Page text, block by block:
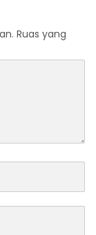
Ruas yang